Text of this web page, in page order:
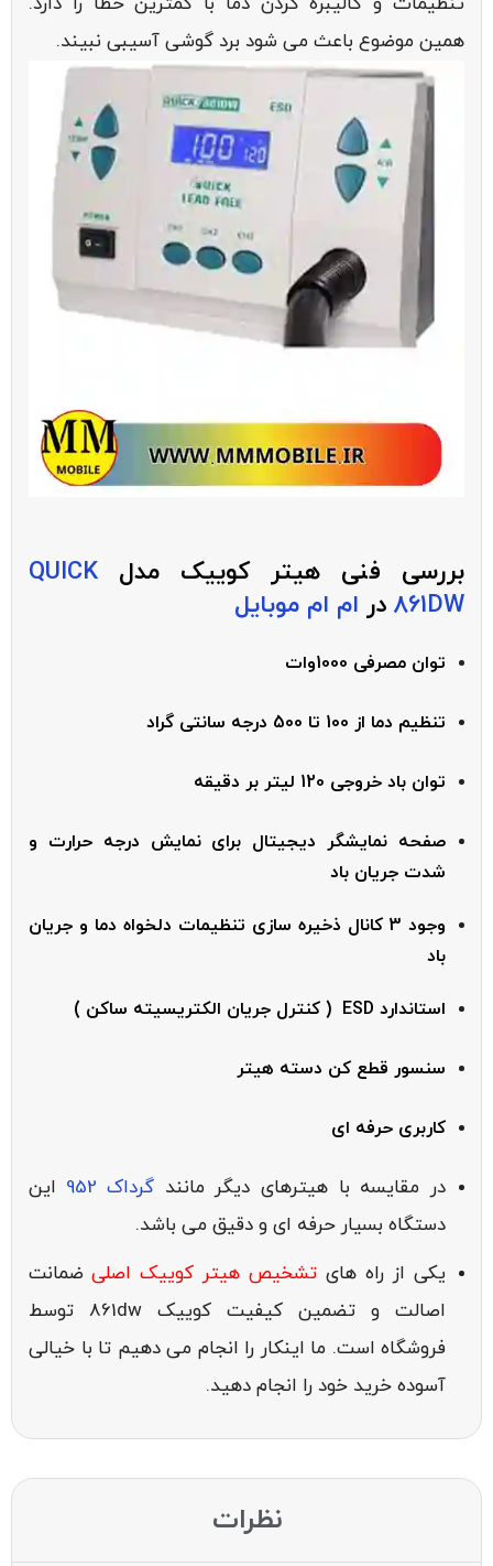
همین موضوع باعث می شود برد گوشی آسیبی نبیند.
بررسی فنی هیتر کوییک مدل QUICK
861DW در ام ام موبایل
توان مصرفی 1000وات
تنظیم دما از 100 تا 500 درجه سانتی گراد
توان باد خروجی 120 لیتر بر دقیقه
صفحه نمایشگر دیجیتال برای نمایش درجه حرارت و
شدت جریان باد
وجود 3 کانال ذخیره سازی تنظیمات دلخواه دما و جریان
باد
استاندارد ESD ( کنترل جریان الکتریسیته ساکن )
سنسور قطع کن دسته هیتر
کاربری حرفه ای
در مقایسه با هیترهای دیگر مانند گرداک 952
این
دستگاه بسیار حرفه ای و دقیق می باشد.
یکی از راه های تشخیص هیتر کوییک اصلی ضمانت
اصالت و تضمین کیفیت کوییک 861dw توسط
فروشگاه است. ما اینکار را انجام می دهیم تا با خیالی
آسوده خرید خود را انجام دهید.
نظرات